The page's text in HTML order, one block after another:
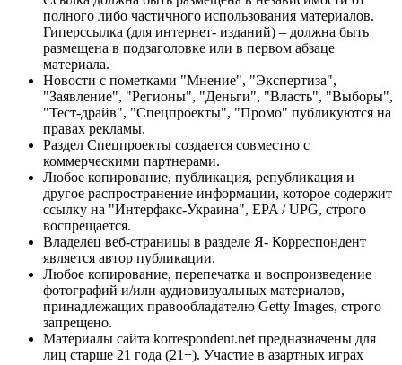
полного либо частичного использования материалов.
Гиперссылка (для интернет- изданий) – должна быть
размещена в подзаголовке или в первом абзаце
материала.
Новости с пометками "Мнение", "Экспертиза",
"Заявление", "Регионы", "Деньги", "Власть", "Выборы",
"Тест-драйв", "Спецпроекты", "Промо" публикуются на
правах рекламы.
Раздел Спецпроекты создается совместно с
коммерческими партнерами.
Любое копирование, публикация, републикация и
другое распространение информации, которое содержит
ссылку на "Интерфакс-Украина", EPA / UPG, строго
воспрещается.
Владелец веб-страницы в разделе Я- Корреспондент
является автор публикации.
Любое копирование, перепечатка и воспроизведение
фотографий и/или аудиовизуальных материалов,
принадлежащих правообладателю Getty Images, строго
запрещено.
Материалы сайта korrespondent.net предназначены для
лиц старше 21 года (21+). Участие в азартных играх